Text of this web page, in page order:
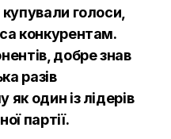
голоси,
конкурентам.
добре знав
разів
один із лідерів
партії.